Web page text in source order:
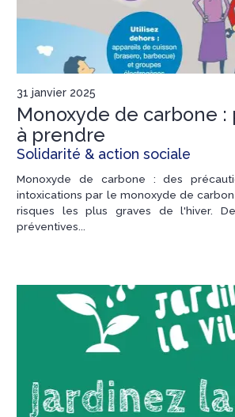
31 janvier 2025
Monoxyde de carbone :
à prendre
Solidarité & action sociale
Monoxyde de carbone : des
intoxications par le monoxyde de
risques les plus graves de l'hiver.
préventives...